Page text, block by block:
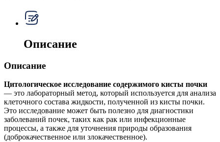
Описание
Описание
Цитологическое исследование содержимого кисты почки
— это лабораторный метод, который используется для анализа
клеточного состава жидкости, полученной из кисты почки.
Это исследование может быть полезно для диагностики
заболеваний почек, таких как рак или инфекционные
процессы, а также для уточнения природы образования
(доброкачественное или злокачественное).